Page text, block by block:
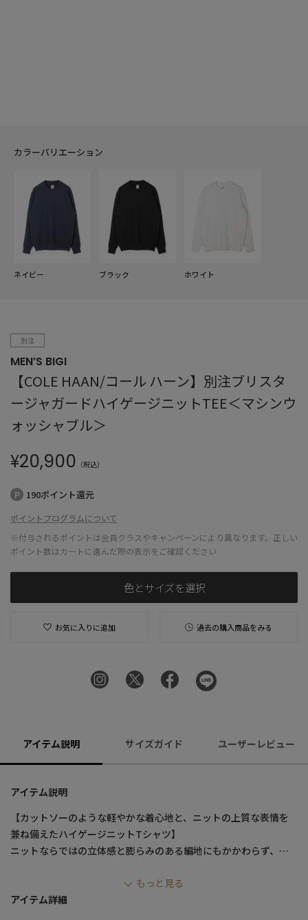
カラーバリエーション
ネイビー ブラック ホワイト
別注
MEN’S BIGI
【COLE HAAN/コール ハーン】別注ブリスタ
ージャガードハイゲージニットTEE＜マシンウ
ォッシャブル＞
¥20,900 （税込）
190ポイント還元
ポイントプログラムについて
※付与されるポイントは会員クラスやキャンペーンにより異なります。正しい
ポイント数はカートに進んだ際の表示をご確認ください
色とサイズを選択
お気に入りに追加 過去の購入商品をみる
アイテム説明 サイズガイド ユーザーレビュー
アイテム説明
【カットソーのような軽やかな着心地と、ニットの上質な表情を
兼ね備えたハイゲージニットTシャツ】
ニットならではの立体感と膨らみのある編地にもかかわらず、軽
ご家庭の洗濯機で洗えるので、汗をかく季節にも安心して日常使
もっと見る
アイテム詳細